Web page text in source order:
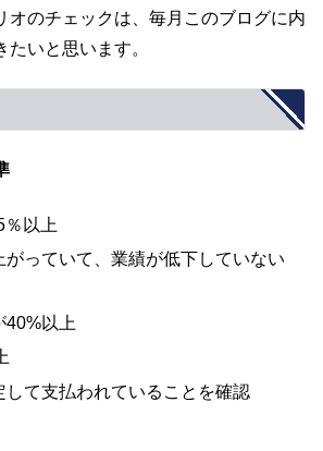
オのチェックは、毎月このブログに内
いと思います。
％以上
がっていて、業績が低下していない
40%以上
して支払われていることを確認